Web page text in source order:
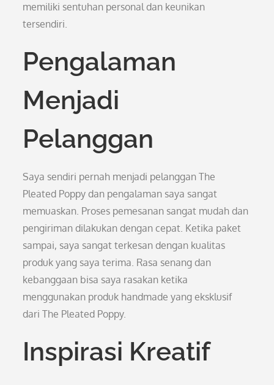
memiliki sentuhan personal dan keunikan
tersendiri.
Pengalaman
Menjadi
Pelanggan
Saya sendiri pernah menjadi pelanggan The
Pleated Poppy dan pengalaman saya sangat
memuaskan. Proses pemesanan sangat mudah dan
pengiriman dilakukan dengan cepat. Ketika paket
sampai, saya sangat terkesan dengan kualitas
produk yang saya terima. Rasa senang dan
kebanggaan bisa saya rasakan ketika
menggunakan produk handmade yang eksklusif
dari The Pleated Poppy.
Inspirasi Kreatif